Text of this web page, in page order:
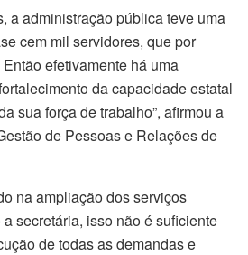
a administração pública teve uma
cem mil servidores, que por
efetivamente há uma
da capacidade estatal
sua força de trabalho”, afirmou a
de Pessoas e Relações de
na ampliação dos serviços
secretária, isso não é suficiente
de todas as demandas e